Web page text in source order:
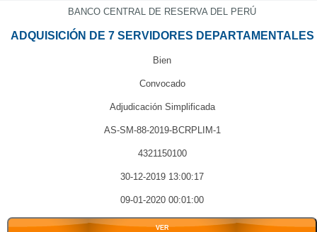
BANCO CENTRAL DE RESERVA DEL PERÚ
ADQUISICIÓN DE 7 SERVIDORES DEPARTAMENTALES
Bien
Convocado
Adjudicación Simplificada
AS-SM-88-2019-BCRPLIM-1
4321150100
30-12-2019 13:00:17
09-01-2020 00:01:00
VER